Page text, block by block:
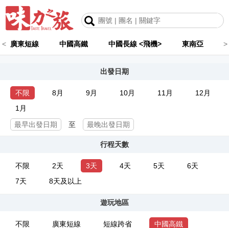
< 廣東短線 中國高鐵 中國長線 <飛機> 東南亞 >
出發日期
不限 8月 9月 10月 11月
12月
1月
至
行程天數
不限 2天 3天 4天 5天
6天
7天
8天及以上
遊玩地區
不限 廣東短線 短線跨省
中國高鐵